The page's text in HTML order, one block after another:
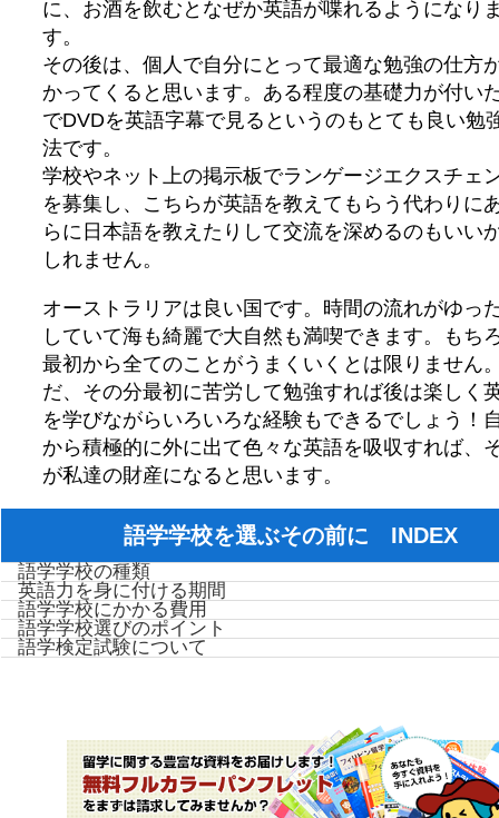
に、お酒を飲むとなぜか英語が喋れるようになり
す。
その後は、個人で自分にとって最適な勉強の仕方
かってくると思います。ある程度の基礎力が付い
でDVDを英語字幕で見るというのもとても良い勉
法です。
学校やネット上の掲示板でランゲージエクスチェ
を募集し、こちらが英語を教えてもらう代わりに
らに日本語を教えたりして交流を深めるのもいい
しれません。
オーストラリアは良い国です。時間の流れがゆっ
していて海も綺麗で大自然も満喫できます。もち
最初から全てのことがうまくいくとは限りません
だ、その分最初に苦労して勉強すれば後は楽しく
を学びながらいろいろな経験もできるでしょう！
から積極的に外に出て色々な英語を吸収すれば、
が私達の財産になると思います。
語学学校を選ぶその前に INDEX
語学学校の種類
英語力を身に付ける期間
語学学校にかかる費用
語学学校選びのポイント
語学検定試験について